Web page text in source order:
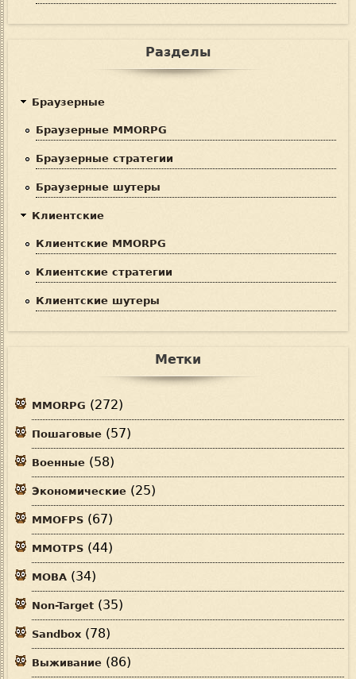
Разделы
Браузерные
Браузерные MMORPG
Браузерные стратегии
Браузерные шутеры
Клиентские
Клиентские MMORPG
Клиентские стратегии
Клиентские шутеры
Метки
MMORPG (272)
Пошаговые (57)
Военные (58)
Экономические (25)
MMOFPS (67)
MMOTPS (44)
MOBA (34)
Non-Target (35)
Sandbox (78)
Выживание (86)